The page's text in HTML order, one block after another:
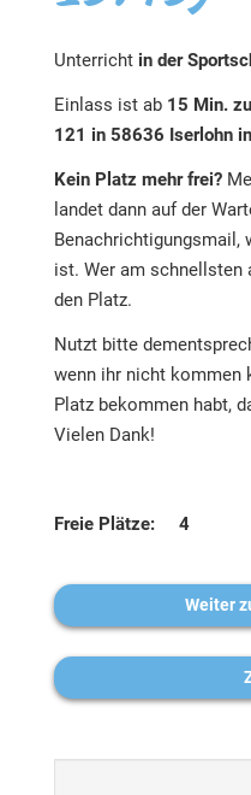
Unterricht in der
Einlass ist ab 15 Min.
121 in 58636 Iserlohn
Kein Platz mehr frei?
landet dann auf der
Benachrichtigungsmail,
ist. Wer am
den Platz.
Nutzt bitte
wenn ihr nicht kommen
Platz bekommen habt,
Vielen Dank!
Freie Plätze: 4
Weiter